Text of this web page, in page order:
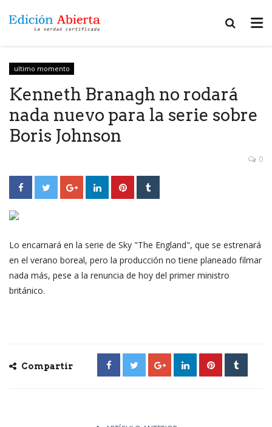
ultimo momento
Kenneth Branagh no rodará
nada nuevo para la serie sobre
Boris Johnson
0
Lo encarnará en la serie de Sky "The England", que se estrenará
en el verano boreal, pero la producción no tiene planeado filmar
nada más, pese a la renuncia de hoy del primer ministro
británico.
Compartir